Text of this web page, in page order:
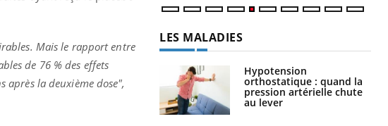
Mais le rapport entre
de 76 % des effets
après la deuxième dose",
LES MALADIES
Hypotension
orthostatique : quand la
pression artérielle chute
au lever